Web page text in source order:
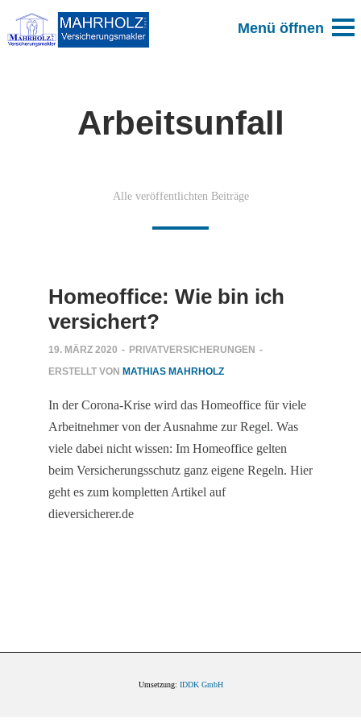
Arbeitsunfall
Alle veröffentlichten Beiträge
Homeoffice: Wie bin ich
versichert?
19. MÄRZ 2020 - PRIVATVERSICHERUNGEN -
ERSTELLT VON MATHIAS MAHRHOLZ
In der Corona-Krise wird das Homeoffice für viele
Arbeitnehmer von der Ausnahme zur Regel. Was
viele dabei nicht wissen: Im Homeoffice gelten
beim Versicherungsschutz ganz eigene Regeln. Hier
geht es zum kompletten Artikel auf
dieversicherer.de
Umsetzung: IDDK GmbH